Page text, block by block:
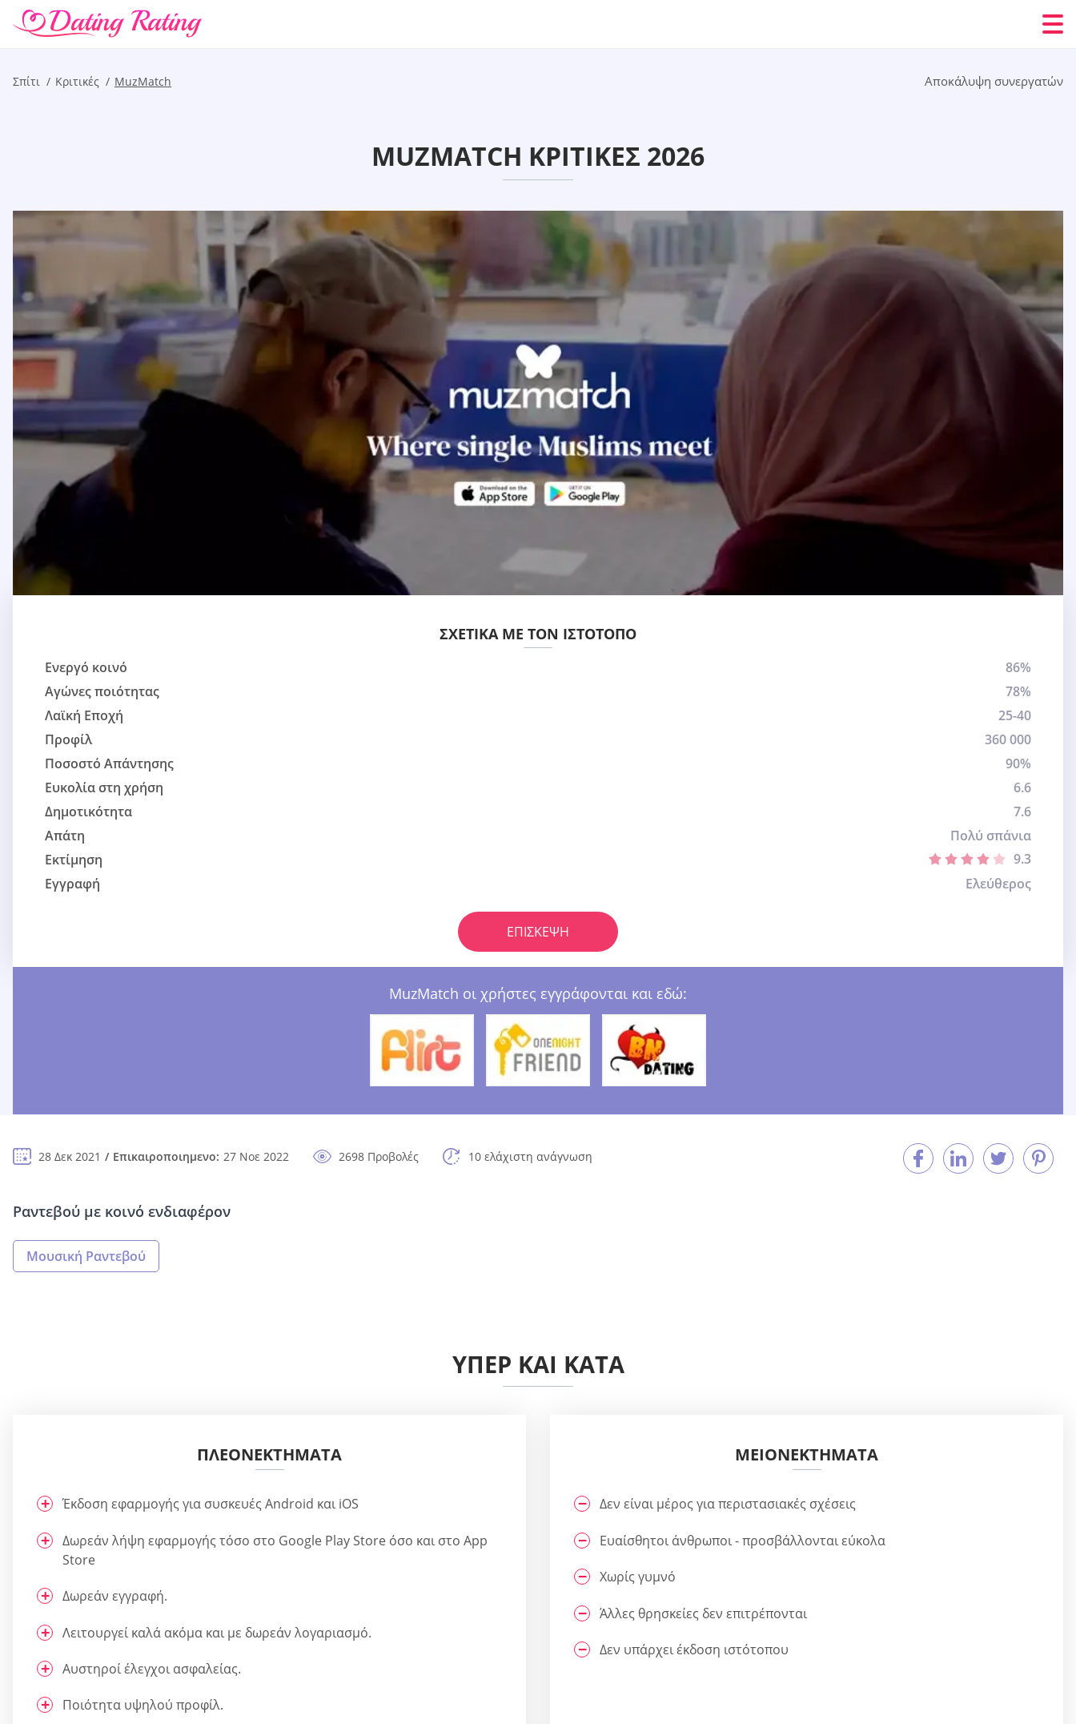
Σπίτι Kριτικές MuzMatch Αποκάλυψη συνεργατών
MUZMATCH ΚΡΙΤΙΚΈΣ 2026
ΣΧΕΤΙΚΆ ΜΕ ΤΟΝ ΙΣΤΌΤΟΠΟ
Ενεργό κοινό
86%
Αγώνες ποιότητας
78%
Λαϊκή Εποχή
25-40
Προφίλ
360 000
Ποσοστό Απάντησης
90%
Ευκολία στη χρήση
6.6
Δημοτικότητα
7.6
Απάτη
Πολύ σπάνια
Εκτίμηση
9.3
Εγγραφή
Ελεύθερος
ΕΠΊΣΚΕΨΗ
MuzMatch οι χρήστες εγγράφονται και εδώ:
28 Δεκ 2021 Επικαιροποιημενο: 27 Νοε 2022 2698 Προβολές 10 ελάχιστη ανάγνωση
Ραντεβού με κοινό ενδιαφέρον
Μουσική Ραντεβού
ΥΠΈΡ ΚΑΙ ΚΑΤΆ
ΠΛΕΟΝΕΚΤΉΜΑΤΑ
Έκδοση εφαρμογής για συσκευές Android και iOS
Δωρεάν λήψη εφαρμογής τόσο στο Google Play Store όσο και στο App
Store
Δωρεάν εγγραφή.
Λειτουργεί καλά ακόμα και με δωρεάν λογαριασμό.
Αυστηροί έλεγχοι ασφαλείας.
Ποιότητα υψηλού προφίλ.
ΜΕΙΟΝΕΚΤΉΜΑΤΑ
Δεν είναι μέρος για περιστασιακές σχέσεις
Ευαίσθητοι άνθρωποι - προσβάλλονται εύκολα
Χωρίς γυμνό
Άλλες θρησκείες δεν επιτρέπονται
Δεν υπάρχει έκδοση ιστότοπου